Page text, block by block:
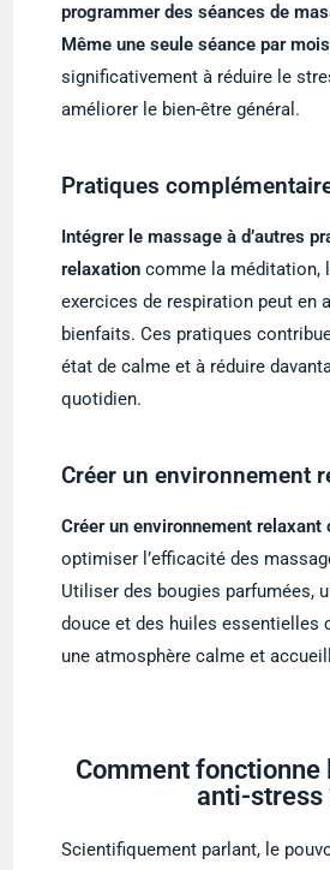
programmer des séances de
Même une seule séance par mois
significativement à réduire le
améliorer le bien-être général.
Pratiques
Intégrer le massage à d’autres
relaxation comme la méditation,
exercices de respiration peut en
bienfaits. Ces pratiques
état de calme et à réduire
quotidien.
Créer un environnement
Créer un environnement relaxant
optimiser l’efficacité des
Utiliser des bougies parfumées,
douce et des huiles essentielles
une atmosphère calme et
Comment fonctionne
anti-stress
Scientifiquement parlant, le